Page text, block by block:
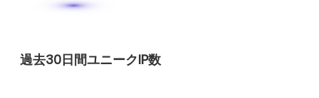
過去30日間ユニークIP数